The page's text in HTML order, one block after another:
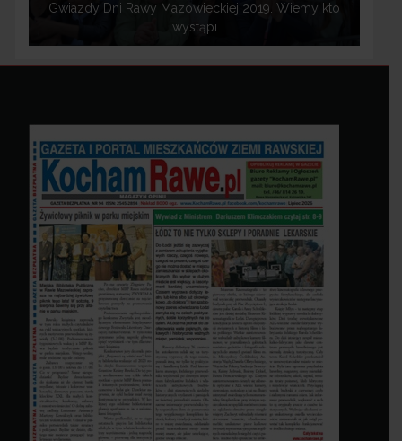
Gwiazdy Dni Rawy Mazowieckiej 2019. Wiemy kto
wystąpi